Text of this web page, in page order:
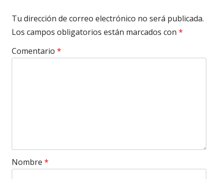
Tu dirección de correo electrónico no será publicada.
Los campos obligatorios están marcados con *
Comentario *
Nombre *